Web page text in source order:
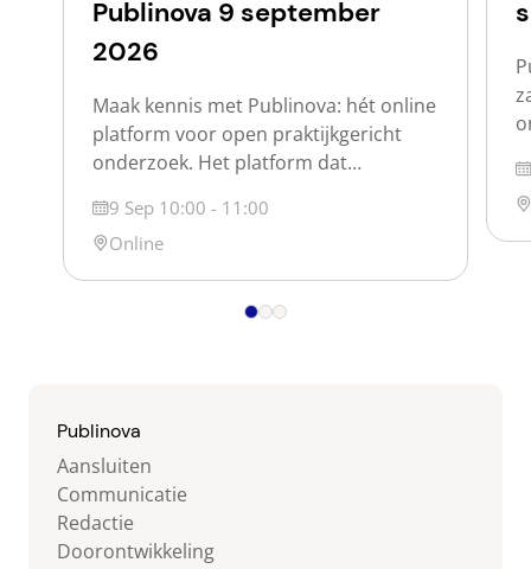
Publinova 9 september
2026
Maak kennis met Publinova: hét online
platform voor open praktijkgericht
onderzoek. Het platform dat
iedereen vindbaar en zichtbaar maakt.
Publinova is een samenwerking tussen
de Nederlandse hogescholen, de
Vereniging Hogescholen, SIA en SURF.
(onderzoeks)producten, projecten,
Datum
9 Sep 10:00 - 11:00
Locatie
Online
Publinova
Aansluiten
Communicatie
Redactie
Doorontwikkeling